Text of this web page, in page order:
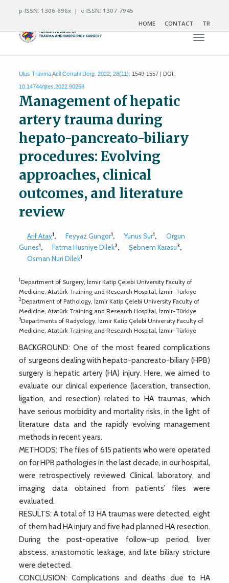
p-ISSN: 1306-696x | e-ISSN: 1307-7945
HOME
CONTACT TR
Toggle
Ulus Travma Acil Cerrahi Derg. 2022; 28(11): 1549-1557 | DOI:
10.14744/tjtes.2022.90258
Management of hepatic
artery trauma during
hepato-pancreato-biliary
procedures: Evolving
approaches, clinical
outcomes, and literature
review
Arif Atay1, Feyyaz Gungor1, Yunus Sur1,
Orgun
Gunes1, Fatma Husniye Dilek2, Şebnem Karasu3,
Osman Nuri Dilek1
1Department of Surgery, İzmir Katip Çelebi University Faculty of
Medicine, Atatürk Training and Research Hospital, İzmir-Türkiye
2Department of Pathology, İzmir Katip Çelebi University Faculty of
Medicine, Atatürk Training and Research Hospital, İzmir-Türkiye
3Departments of Radyology, İzmir Katip Çelebi University Faculty of
Medicine, Atatürk Training and Research Hospital, İzmir-Türkiye
BACKGROUND: One of the most feared complications
of surgeons dealing with hepato-pancreato-biliary (HPB)
surgery is hepatic artery (HA) injury. Here, we aimed to
evaluate our clinical experience (laceration, transection,
ligation, and resection) related to HA traumas, which
have serious morbidity and mortality risks, in the light of
literature data and the rapidly evolving management
methods in recent years.
METHODS: The files of 615 patients who were operated
on for HPB pathologies in the last decade, in our hospital,
were retrospectively reviewed. Clinical, laboratory, and
imaging data obtained from patients’ files were
evaluated.
RESULTS: A total of 13 HA traumas were detected, eight
of them had HA injury and five had planned HA resection.
During the post-operative follow-up period, liver
abscess, anastomotic leakage, and late biliary stricture
were detected.
CONCLUSION: Complications and deaths due to HA